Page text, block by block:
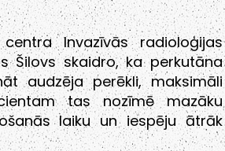
Invazīvās radioloģijas
Šilovs skaidro, ka perkutāna
audzēja perēkli, maksimāli
tas nozīmē mazāku
laiku un iespēju ātrāk